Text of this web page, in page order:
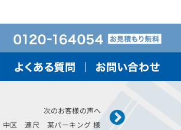
次のお客様の声へ
中区 連尺 某パーキング 様
Next